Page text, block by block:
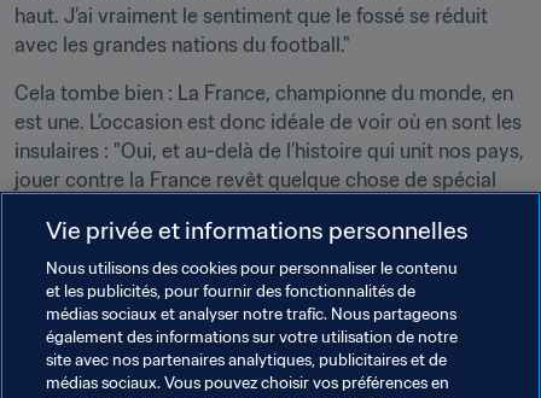
haut. J’ai vraiment le sentiment que le fossé se réduit
avec les grandes nations du football."
Cela tombe bien : La France, championne du monde, en
est une. L’occasion est donc idéale de voir où en sont les
insulaires : "Oui, et au-delà de l’histoire qui unit nos pays,
jouer contre la France revêt quelque chose de spécial
football. C’est forcément un match sympa à jouer, où l’on
a envie de se dépasser. Je suis curieux de voir le
résultat", lance Bazile sans oser dévoiler son pronostic :
"Non, désolé, je ne m'y risquerai pas : que le meilleur
gagne !"
Vie privée et informations personnelles
Nous utilisons des cookies pour personnaliser le contenu
et les publicités, pour fournir des fonctionnalités de
médias sociaux et analyser notre trafic. Nous partageons
également des informations sur votre utilisation de notre
site avec nos partenaires analytiques, publicitaires et de
médias sociaux. Vous pouvez choisir vos préférences en